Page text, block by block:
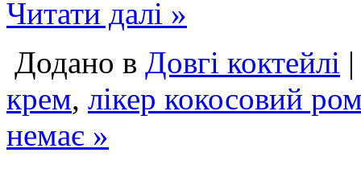
Читати далі »
Додано в Довгі коктейлі
крем, лікер кокосовий
немає »